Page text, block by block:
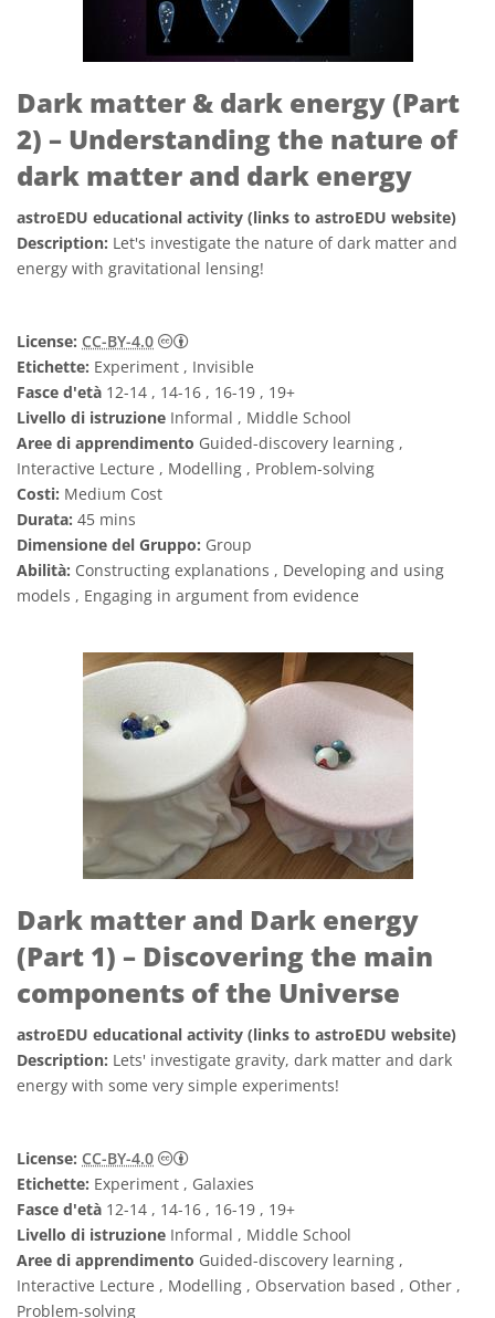
Dark matter & dark energy (Part
2) – Understanding the nature of
dark matter and dark energy
astroEDU educational activity (links to astroEDU website)
Description: Let's investigate the nature of dark matter and
energy with gravitational lensing!
License: CC-BY-4.0
Creative Commons Attribuzione 4.0
Etichette: Experiment , Invisible
Fasce d'età 12-14 , 14-16 , 16-19 , 19+
Livello di istruzione Informal , Middle School
Aree di apprendimento Guided-discovery learning ,
Interactive Lecture , Modelling , Problem-solving
Costi: Medium Cost
Durata: 45 mins
Dimensione del Gruppo: Group
Abilità: Constructing explanations , Developing and using
models , Engaging in argument from evidence
Dark matter and Dark energy
(Part 1) – Discovering the main
components of the Universe
astroEDU educational activity (links to astroEDU website)
Description: Lets' investigate gravity, dark matter and dark
energy with some very simple experiments!
License: CC-BY-4.0
Creative Commons Attribuzione 4.0
Etichette: Experiment , Galaxies
Fasce d'età 12-14 , 14-16 , 16-19 , 19+
Livello di istruzione Informal , Middle School
Aree di apprendimento Guided-discovery learning ,
Interactive Lecture , Modelling , Observation based , Other ,
Problem-solving